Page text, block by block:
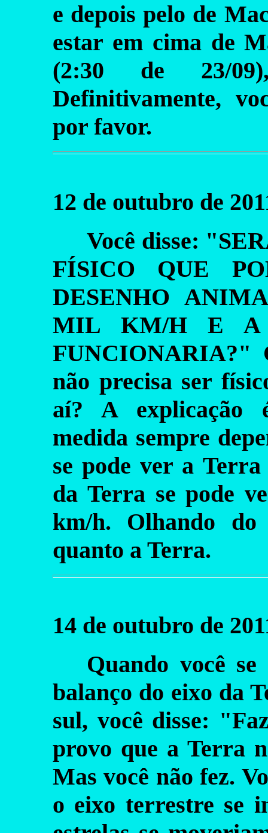
e depois pelo de
estar em cima de
(2:30 de 23/
Definitivamente,
por favor.
12 de outubro de
Você disse:
FÍSICO QUE
DESENHO
MIL KM/H E A
FUNCIONARIA?"
não precisa ser
aí? A explicação
medida sempre
se pode ver a
da Terra se pode
km/h. Olhando
quanto a Terra.
14 de outubro de
Quando você
balanço do eixo da
sul, você disse:
provo que a Terra
Mas você não fez.
o eixo terrestre se